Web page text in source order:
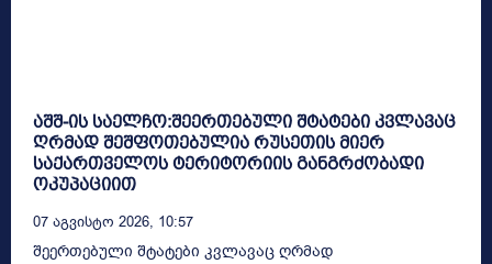
აშშ-ის საელჩო:შეერთებული შტატები კვლავაც
ღრმად შეშფოთებულია რუსეთის მიერ
საქართველოს ტერიტორიის განგრძობადი
ოკუპაციით
07 Აგვისტო 2026, 10:57
შეერთებული შტატები კვლავაც ღრმად